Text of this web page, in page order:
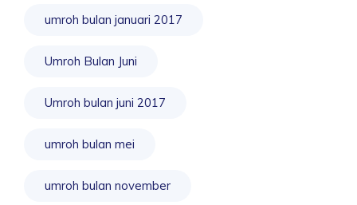
umroh bulan januari 2017
Umroh Bulan Juni
Umroh bulan juni 2017
umroh bulan mei
umroh bulan november